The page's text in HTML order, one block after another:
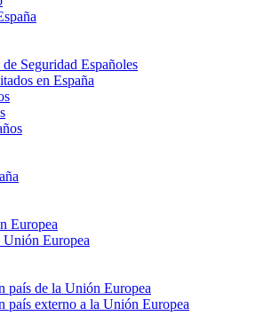
Seguridad Españoles
en España
Europea
Unión Europea
país de la Unión Europea
país externo a la Unión Europea